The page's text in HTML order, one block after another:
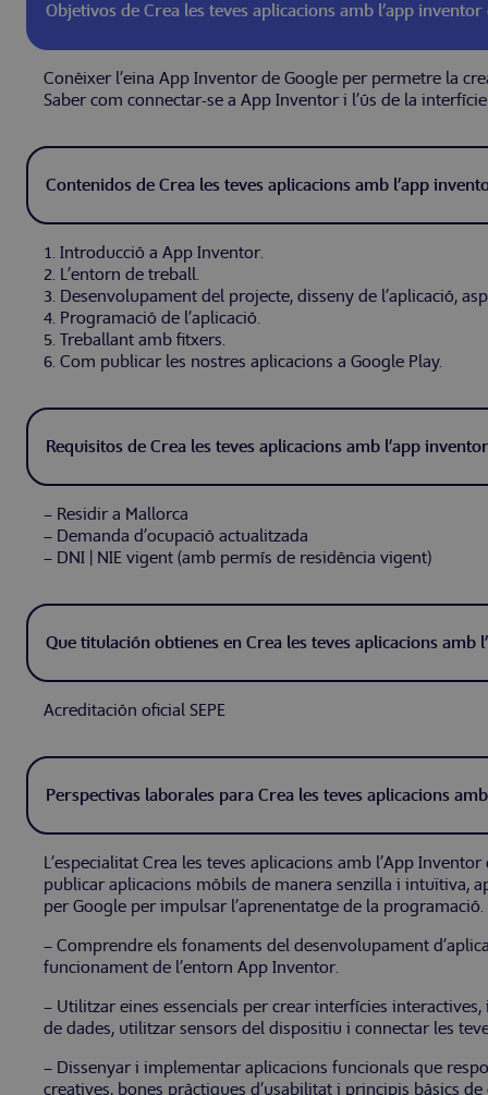
Objetivos de Crea les teves aplicacions amb l’app
Conèixer l’eina App Inventor de Google per permetre la
Saber com connectar-se a App Inventor i l’ús de la
Contenidos de Crea les teves aplicacions amb l’app
1. Introducció a App Inventor.
2. L’entorn de treball.
3. Desenvolupament del projecte, disseny de l’aplicació,
4. Programació de l’aplicació.
5. Treballant amb fitxers.
6. Com publicar les nostres aplicacions a Google Play.
Requisitos de Crea les teves aplicacions amb l’app
– Residir a Mallorca
– Demanda d’ocupació actualitzada
– DNI | NIE vigent (amb permís de residència vigent)
Que titulación obtienes en Crea les teves aplicacions amb
Acreditación oficial SEPE
Perspectivas laborales para Crea les teves aplicacions
L’especialitat Crea les teves aplicacions amb l’App
publicar aplicacions mòbils de manera senzilla i intuïtiva,
per Google per impulsar l’aprenentatge de la
– Comprendre els fonaments del desenvolupament
funcionament de l’entorn App Inventor.
– Utilitzar eines essencials per crear interfícies
de dades, utilitzar sensors del dispositiu i connectar les
– Dissenyar i implementar aplicacions funcionals que
creatives, bones pràctiques d’usabilitat i principis bàsics